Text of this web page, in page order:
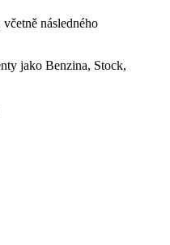
následného
jako Benzina, Stock,